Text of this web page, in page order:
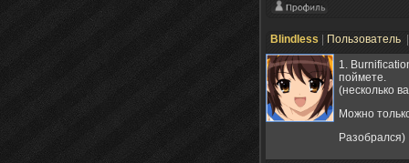
Blindless Пользователь
1.
поймете.
(несколько
Можно
Разобрался)